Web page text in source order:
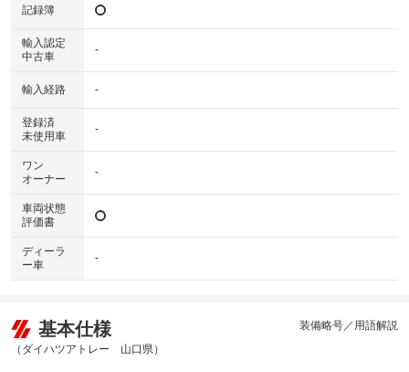
記録簿
輸入認定
中古車
-
輸入経路 -
登録済
未使用車
-
ワン
オーナー
-
車両状態
評価書
ディーラ
ー車
-
基本仕様
（ダイハツアトレー 山口県）
装備略号／用語解説